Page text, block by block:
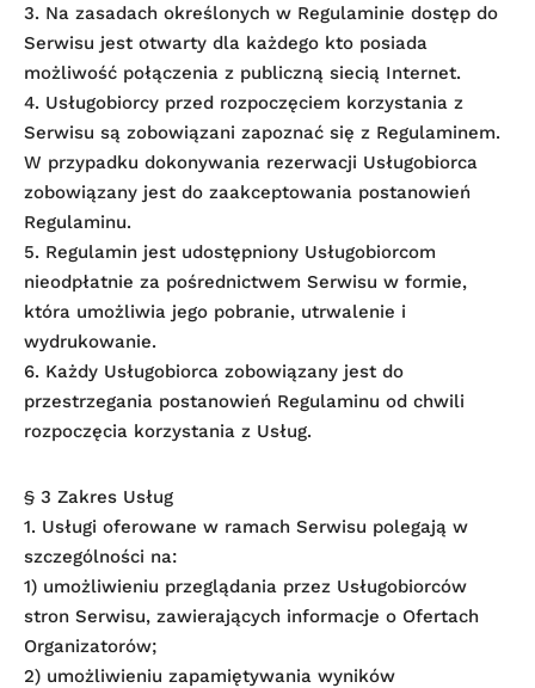
3. Na zasadach określonych w Regulaminie dostęp do
Serwisu jest otwarty dla każdego kto posiada
możliwość połączenia z publiczną siecią Internet.
4. Usługobiorcy przed rozpoczęciem korzystania z
Serwisu są zobowiązani zapoznać się z Regulaminem.
W przypadku dokonywania rezerwacji Usługobiorca
zobowiązany jest do zaakceptowania postanowień
Regulaminu.
5. Regulamin jest udostępniony Usługobiorcom
nieodpłatnie za pośrednictwem Serwisu w formie,
która umożliwia jego pobranie, utrwalenie i
wydrukowanie.
6. Każdy Usługobiorca zobowiązany jest do
przestrzegania postanowień Regulaminu od chwili
rozpoczęcia korzystania z Usług.
§ 3 Zakres Usług
1. Usługi oferowane w ramach Serwisu polegają w
szczególności na:
1) umożliwieniu przeglądania przez Usługobiorców
stron Serwisu, zawierających informacje o Ofertach
Organizatorów;
2) umożliwieniu zapamiętywania wyników